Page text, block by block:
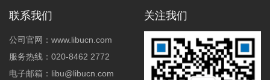
联系我们
公司官网：www.libucn.com
服务热线：020-8462 2772
电子邮箱：libu@libucn.com
关注我们